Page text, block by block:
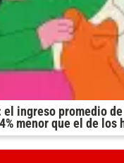
el ingreso promedio
menor que el de los